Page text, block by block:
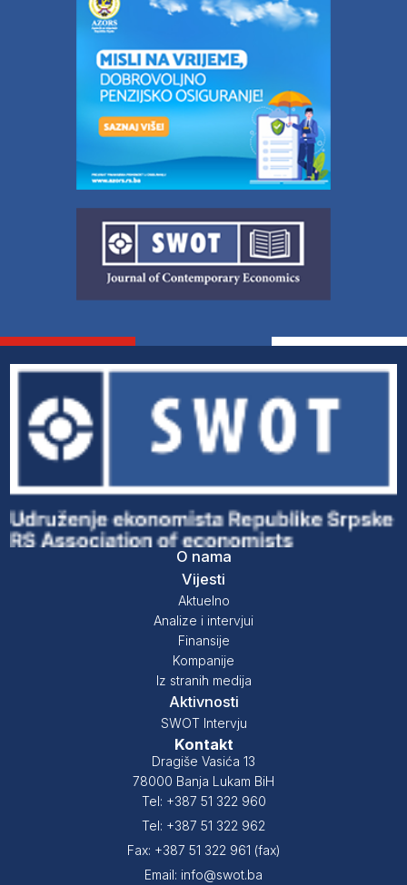
O nama
Vijesti
Aktuelno
Analize i intervjui
Finansije
Kompanije
Iz stranih medija
Aktivnosti
SWOT Intervju
Kontakt
Dragiše Vasića 13
78000 Banja Lukam BiH
Tel: +387 51 322 960
Tel: +387 51 322 962
Fax: +387 51 322 961 (fax)
Email: info@swot.ba